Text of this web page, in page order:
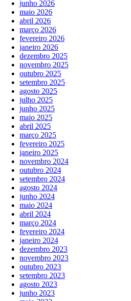
junho 2026
maio 2026
abril 2026
março 2026
fevereiro 2026
janeiro 2026
dezembro 2025
novembro 2025
outubro 2025
setembro 2025
agosto 2025
julho 2025
junho 2025
maio 2025
abril 2025
março 2025
fevereiro 2025
janeiro 2025
novembro 2024
outubro 2024
setembro 2024
agosto 2024
junho 2024
maio 2024
abril 2024
março 2024
fevereiro 2024
janeiro 2024
dezembro 2023
novembro 2023
outubro 2023
setembro 2023
agosto 2023
junho 2023